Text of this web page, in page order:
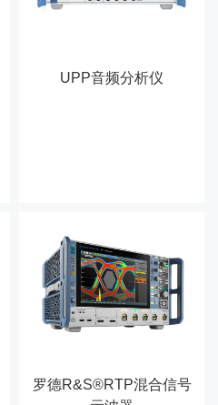
UPP音频分析仪
罗德R&S®RTP混合信号